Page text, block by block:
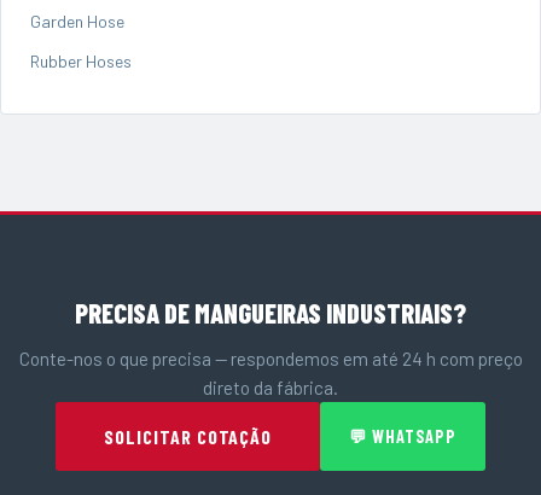
Garden Hose
Rubber Hoses
PRECISA DE MANGUEIRAS INDUSTRIAIS?
Conte-nos o que precisa — respondemos em até 24 h com preço
direto da fábrica.
SOLICITAR COTAÇÃO 💬 WHATSAPP